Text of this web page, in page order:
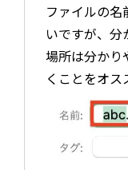
ファイルの
いですが、分
場所は分かり
くことをオス